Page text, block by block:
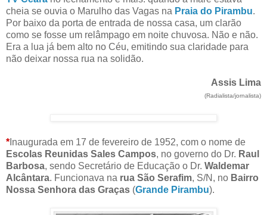
cheia se ouvia o Marulho das Vagas na Praia do Pirambu.
Por baixo da porta de entrada de nossa casa, um clarão
como se fosse um relâmpago em noite chuvosa. Não e não.
Era a lua já bem alto no Céu, emitindo sua claridade para
não deixar nossa rua na solidão.
Assis Lima
(Radialista/jornalista)
* Inaugurada em 17 de fevereiro de 1952, com o nome de
Escolas Reunidas Sales Campos, no governo do Dr. Raul
Barbosa, sendo Secretário de Educação o Dr. Waldemar
Alcântara. Funcionava na rua São Serafim, S/N, no Bairro
Nossa Senhora das Graças (Grande Pirambu).